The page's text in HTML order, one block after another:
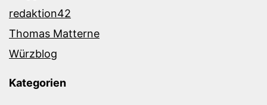
redaktion42
Thomas Matterne
Würzblog
Kategorien